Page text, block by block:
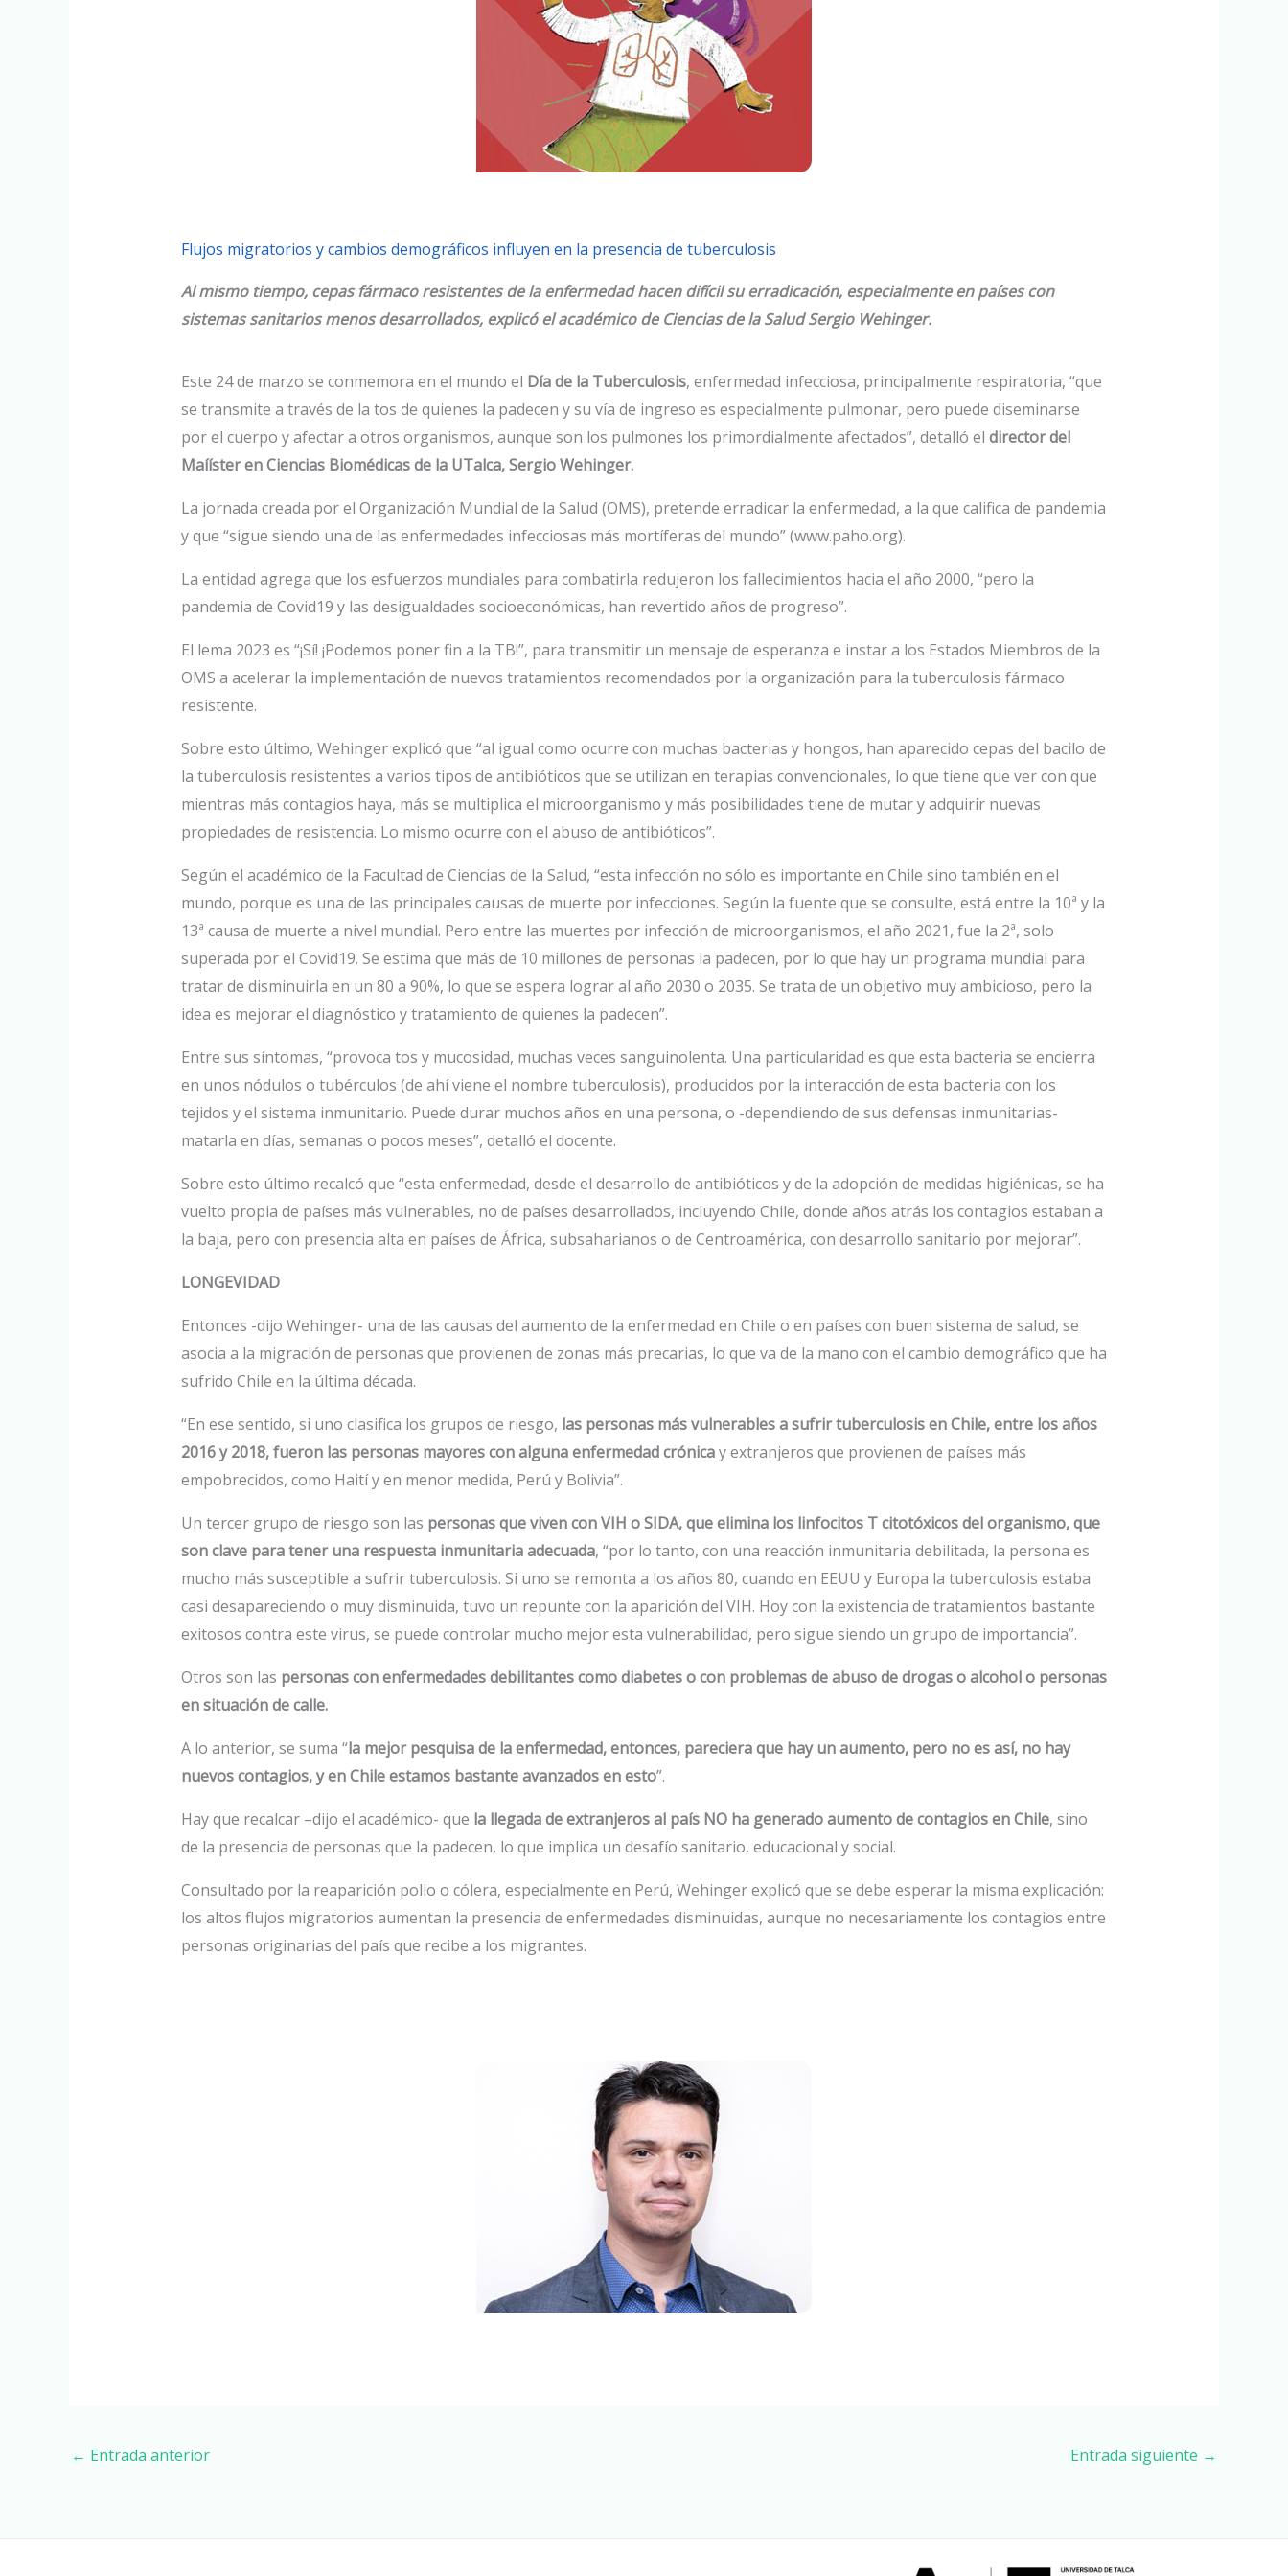
Flujos migratorios y cambios demográficos influyen en la presencia de tuberculosis
Al mismo tiempo, cepas fármaco resistentes de la enfermedad hacen difícil su erradicación, especialmente en países con
sistemas sanitarios menos desarrollados, explicó el académico de Ciencias de la Salud Sergio Wehinger.
Este 24 de marzo se conmemora en el mundo el Día de la Tuberculosis, enfermedad infecciosa, principalmente respiratoria, “que
se transmite a través de la tos de quienes la padecen y su vía de ingreso es especialmente pulmonar, pero puede diseminarse
por el cuerpo y afectar a otros organismos, aunque son los pulmones los primordialmente afectados”, detalló el director del
Maííster en Ciencias Biomédicas de la UTalca, Sergio Wehinger.
La jornada creada por el Organización Mundial de la Salud (OMS), pretende erradicar la enfermedad, a la que califica de pandemia
y que “sigue siendo una de las enfermedades infecciosas más mortíferas del mundo” (www.paho.org).
La entidad agrega que los esfuerzos mundiales para combatirla redujeron los fallecimientos hacia el año 2000, “pero la
pandemia de Covid19 y las desigualdades socioeconómicas, han revertido años de progreso”.
El lema 2023 es “¡Sí! ¡Podemos poner fin a la TB!”, para transmitir un mensaje de esperanza e instar a los Estados Miembros de la
OMS a acelerar la implementación de nuevos tratamientos recomendados por la organización para la tuberculosis fármaco
resistente.
Sobre esto último, Wehinger explicó que “al igual como ocurre con muchas bacterias y hongos, han aparecido cepas del bacilo de
la tuberculosis resistentes a varios tipos de antibióticos que se utilizan en terapias convencionales, lo que tiene que ver con que
mientras más contagios haya, más se multiplica el microorganismo y más posibilidades tiene de mutar y adquirir nuevas
propiedades de resistencia. Lo mismo ocurre con el abuso de antibióticos”.
Según el académico de la Facultad de Ciencias de la Salud, “esta infección no sólo es importante en Chile sino también en el
mundo, porque es una de las principales causas de muerte por infecciones. Según la fuente que se consulte, está entre la 10ª y la
13ª causa de muerte a nivel mundial. Pero entre las muertes por infección de microorganismos, el año 2021, fue la 2ª, solo
superada por el Covid19. Se estima que más de 10 millones de personas la padecen, por lo que hay un programa mundial para
tratar de disminuirla en un 80 a 90%, lo que se espera lograr al año 2030 o 2035. Se trata de un objetivo muy ambicioso, pero la
idea es mejorar el diagnóstico y tratamiento de quienes la padecen”.
Entre sus síntomas, “provoca tos y mucosidad, muchas veces sanguinolenta. Una particularidad es que esta bacteria se encierra
en unos nódulos o tubérculos (de ahí viene el nombre tuberculosis), producidos por la interacción de esta bacteria con los
tejidos y el sistema inmunitario. Puede durar muchos años en una persona, o -dependiendo de sus defensas inmunitarias-
matarla en días, semanas o pocos meses”, detalló el docente.
Sobre esto último recalcó que “esta enfermedad, desde el desarrollo de antibióticos y de la adopción de medidas higiénicas, se ha
vuelto propia de países más vulnerables, no de países desarrollados, incluyendo Chile, donde años atrás los contagios estaban a
la baja, pero con presencia alta en países de África, subsaharianos o de Centroamérica, con desarrollo sanitario por mejorar”.
LONGEVIDAD
Entonces -dijo Wehinger- una de las causas del aumento de la enfermedad en Chile o en países con buen sistema de salud, se
asocia a la migración de personas que provienen de zonas más precarias, lo que va de la mano con el cambio demográfico que ha
sufrido Chile en la última década.
“En ese sentido, si uno clasifica los grupos de riesgo, las personas más vulnerables a sufrir tuberculosis en Chile, entre los años
2016 y 2018, fueron las personas mayores con alguna enfermedad crónicay extranjeros que provienen de países más
empobrecidos, como Haití y en menor medida, Perú y Bolivia”.
Un tercer grupo de riesgo son las personas que viven con VIH o SIDA, que elimina los linfocitos T citotóxicos del organismo, que
son clave para tener una respuesta inmunitaria adecuada, “por lo tanto, con una reacción inmunitaria debilitada, la persona es
mucho más susceptible a sufrir tuberculosis. Si uno se remonta a los años 80, cuando en EEUU y Europa la tuberculosis estaba
casi desapareciendo o muy disminuida, tuvo un repunte con la aparición del VIH. Hoy con la existencia de tratamientos bastante
exitosos contra este virus, se puede controlar mucho mejor esta vulnerabilidad, pero sigue siendo un grupo de importancia”.
Otros son las personas con enfermedades debilitantes como diabetes o con problemas de abuso de drogas o alcohol o personas
en situación de calle.
A lo anterior, se suma “la mejor pesquisa de la enfermedad, entonces, pareciera que hay un aumento, pero no es así, no hay
nuevos contagios, y en Chile estamos bastante avanzados en esto”.
Hay que recalcar –dijo el académico- que la llegada de extranjeros al país NO ha generado aumento de contagios en Chile, sino
de la presencia de personas que la padecen, lo que implica un desafío sanitario, educacional y social.
Consultado por la reaparición polio o cólera, especialmente en Perú, Wehinger explicó que se debe esperar la misma explicación:
los altos flujos migratorios aumentan la presencia de enfermedades disminuidas, aunque no necesariamente los contagios entre
personas originarias del país que recibe a los migrantes.
← Entrada anterior Entrada siguiente →